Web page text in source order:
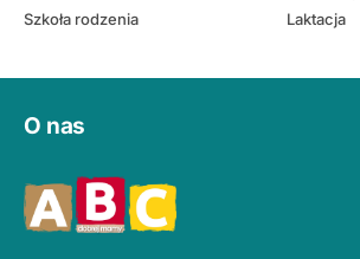
Szkoła rodzenia
Laktacja
O nas